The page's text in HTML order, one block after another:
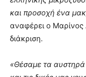
και προσοχή ένα
αναφέρει ο
διάκριση.
«Θέσαμε τα αυστηρά